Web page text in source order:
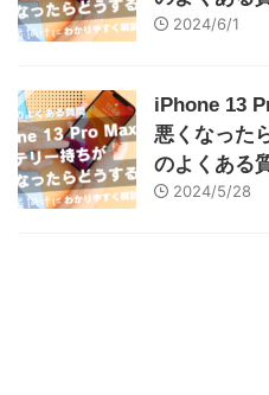
2024/6/1
iPhone 13
悪くなった
のよくある
2024/5/28